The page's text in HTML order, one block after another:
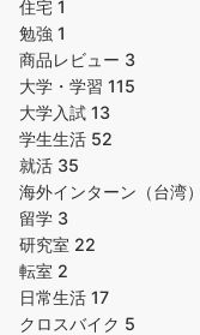
住宅 1
勉強 1
商品レビュー 3
大学・学習 115
大学入試 13
学生生活 52
就活 35
海外インターン（台湾）
留学 3
研究室 22
転室 2
日常生活 17
クロスバイク 5